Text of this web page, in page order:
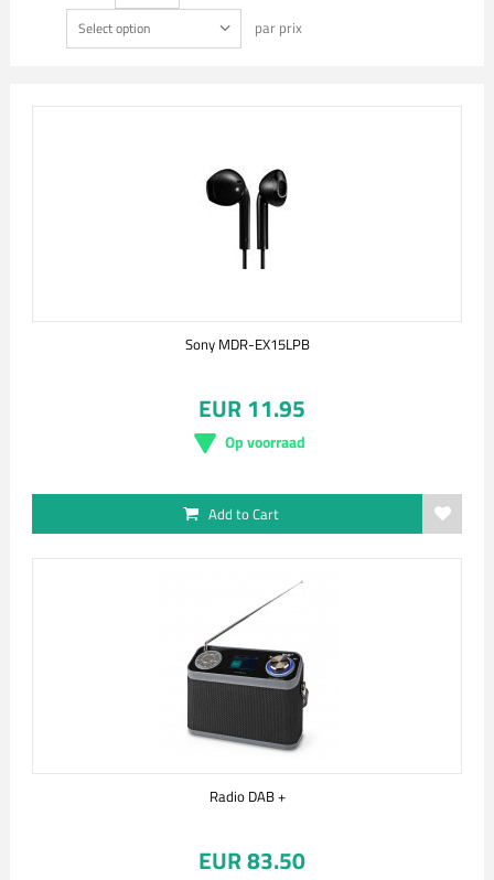
Select option par prix
Sony MDR-EX15LPB
EUR 11.95
Op voorraad
Add to Cart
Radio DAB +
EUR 83.50